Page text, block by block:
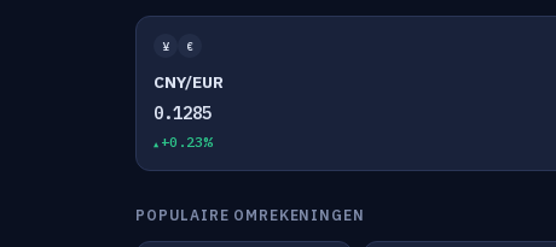
¥ €
CNY/EUR
0.1285
+0.23%
POPULAIRE OMREKENINGEN